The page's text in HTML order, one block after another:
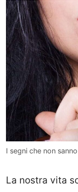
I segni che non
La nostra vita